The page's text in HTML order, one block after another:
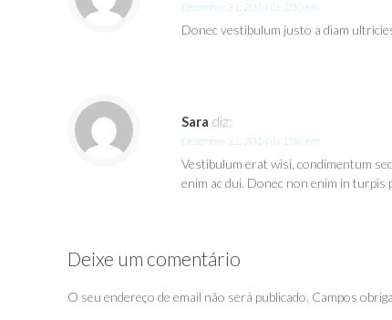
Dezembro 31, 2014 às 1:50 pm
Donec vestibulum justo a diam
Sara diz:
Dezembro 31, 2014 às 1:50 pm
Vestibulum erat wisi, condimentum
enim ac dui. Donec non enim in
Deixe um comentário
O seu endereço de email não será publicado. Campos